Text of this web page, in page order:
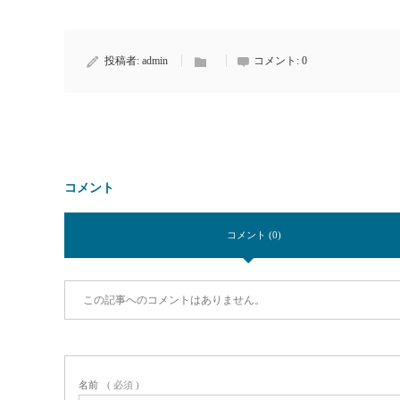
投稿者: admin コメント: 0
コメント
コメント (0)
この記事へのコメントはありません。
名前 ( 必須 )